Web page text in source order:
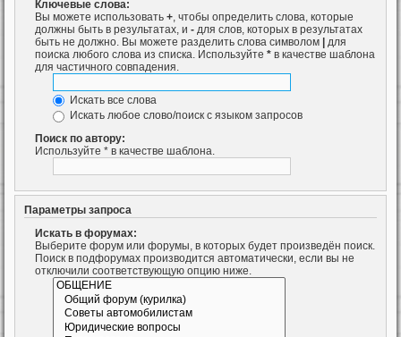
Ключевые слова:
Вы можете использовать +, чтобы определить слова, которые
должны быть в результатах, и - для слов, которых в результатах
быть не должно. Вы можете разделить слова символом
для
поиска любого слова из списка. Используйте * в качестве шаблона
для частичного совпадения.
Искать все слова
Искать любое слово/поиск с языком запросов
Поиск по автору:
Используйте * в качестве шаблона.
Параметры запроса
Искать в форумах:
Выберите форум или форумы, в которых будет произведён поиск.
Поиск в подфорумах производится автоматически, если вы не
отключили соответствующую опцию ниже.